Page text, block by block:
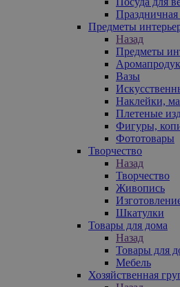
Праздничная
Предметы
Назад
Предметы
Вазы
Наклейки,
Плетеные
Фигуры,
Фототовары
Творчество
Назад
Творчество
Живопись
Шкатулки
Товары для дома
Назад
Товары для
Мебель
Хозяйственная